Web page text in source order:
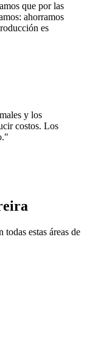
que por las
ahorramos
es
y los
costos. Los
estas áreas de